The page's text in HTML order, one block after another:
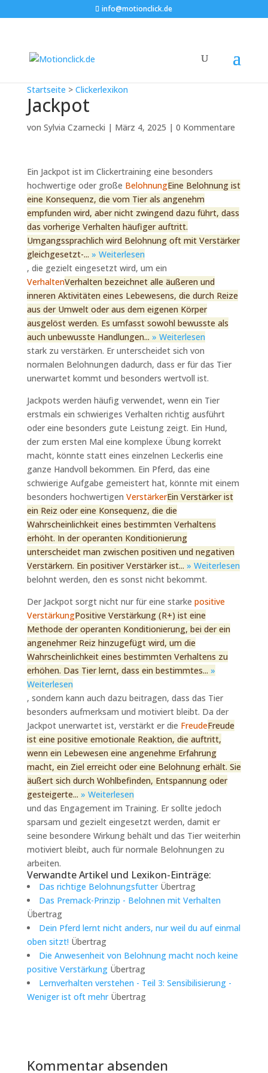
info@motionclick.de
Startseite > Clickerlexikon
Jackpot
von Sylvia Czarnecki | März 4, 2025 | 0 Kommentare
Ein Jackpot ist im Clickertraining eine besonders
hochwertige oder große BelohnungEine Belohnung ist
eine Konsequenz, die vom Tier als angenehm
empfunden wird, aber nicht zwingend dazu führt, dass
das vorherige Verhalten häufiger auftritt.
Umgangssprachlich wird Belohnung oft mit Verstärker
gleichgesetzt-... » Weiterlesen
, die gezielt eingesetzt wird, um ein
VerhaltenVerhalten bezeichnet alle äußeren und
inneren Aktivitäten eines Lebewesens, die durch Reize
aus der Umwelt oder aus dem eigenen Körper
ausgelöst werden. Es umfasst sowohl bewusste als
auch unbewusste Handlungen... » Weiterlesen
stark zu verstärken. Er unterscheidet sich von
normalen Belohnungen dadurch, dass er für das Tier
unerwartet kommt und besonders wertvoll ist.
Jackpots werden häufig verwendet, wenn ein Tier
erstmals ein schwieriges Verhalten richtig ausführt
oder eine besonders gute Leistung zeigt. Ein Hund,
der zum ersten Mal eine komplexe Übung korrekt
macht, könnte statt eines einzelnen Leckerlis eine
ganze Handvoll bekommen. Ein Pferd, das eine
schwierige Aufgabe gemeistert hat, könnte mit einem
besonders hochwertigen VerstärkerEin Verstärker ist
ein Reiz oder eine Konsequenz, die die
Wahrscheinlichkeit eines bestimmten Verhaltens
erhöht. In der operanten Konditionierung
unterscheidet man zwischen positiven und negativen
Verstärkern. Ein positiver Verstärker ist... » Weiterlesen
belohnt werden, den es sonst nicht bekommt.
Der Jackpot sorgt nicht nur für eine starke positive
VerstärkungPositive Verstärkung (R+) ist eine
Methode der operanten Konditionierung, bei der ein
angenehmer Reiz hinzugefügt wird, um die
Wahrscheinlichkeit eines bestimmten Verhaltens zu
erhöhen. Das Tier lernt, dass ein bestimmtes... »
Weiterlesen
, sondern kann auch dazu beitragen, dass das Tier
besonders aufmerksam und motiviert bleibt. Da der
Jackpot unerwartet ist, verstärkt er die FreudeFreude
ist eine positive emotionale Reaktion, die auftritt,
wenn ein Lebewesen eine angenehme Erfahrung
macht, ein Ziel erreicht oder eine Belohnung erhält. Sie
äußert sich durch Wohlbefinden, Entspannung oder
gesteigerte... » Weiterlesen
und das Engagement im Training. Er sollte jedoch
sparsam und gezielt eingesetzt werden, damit er
seine besondere Wirkung behält und das Tier weiterhin
motiviert bleibt, auch für normale Belohnungen zu
arbeiten.
Verwandte Artikel und Lexikon-Einträge:
Das richtige BelohnungsfutterÜbertrag
Das Premack-Prinzip - Belohnen mit Verhalten
Übertrag
Dein Pferd lernt nicht anders, nur weil du auf einmal
oben sitzt! Übertrag
Die Anwesenheit von Belohnung macht noch keine
positive VerstärkungÜbertrag
Lernverhalten verstehen - Teil 3: Sensibilisierung -
Weniger ist oft mehrÜbertrag
Kommentar absenden